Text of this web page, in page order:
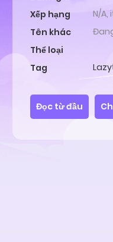
Xếp hạng
N/A,
Tên khác
Thể loại
Tag
Đọc từ đầu